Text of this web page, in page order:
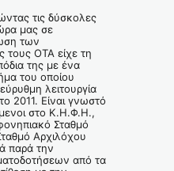
τις δύσκολες
μας σε
των
τους ΟΤΑ είχε τη
της με ένα
του οποίου
λειτουργία
2011. Είναι γνωστό
στο Κ.Η.Φ.Η.,
Σταθμό
Αρχιλόχου
παρά την
από τα